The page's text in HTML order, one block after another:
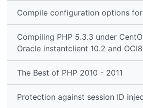
Compile configuration options for
Compiling PHP 5.3.3 under
Oracle instantclient 10.2 and OCI8
The Best of PHP 2010 - 2011
Protection against session ID